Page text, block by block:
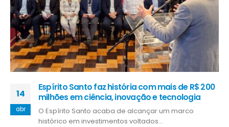
14
abr
Espírito Santo faz história com mais de R$ 200
milhões em ciência, inovação e tecnologia
O Espírito Santo acaba de alcançar um marco
histórico em investimentos voltados...